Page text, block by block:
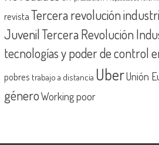
revistaTercera revolución
JuvenilTercera Revolución
tecnologías y poder de control
pobres trabajo a distancia UberUnión
géneroWorking poor